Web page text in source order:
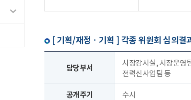
[ 기획/재정 · 기획 ] 각종 위원회 심의결
담당부서
시장감시실, 시장운영
전력신사업팀 등
공개주기 수시